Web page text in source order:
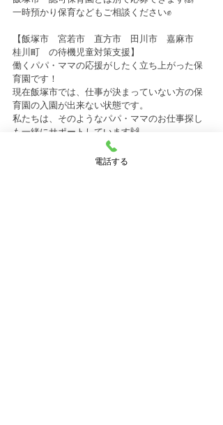
一時預かり保育などもご相談ください✊
【飯塚市　宮若市　直方市　田川市　嘉麻市
桂川町　の待機児童対策支援】
働くパパ・ママの応援がしたく立ち上がった保
育園です！
現在飯塚市では、仕事が決まっていない方の保
育園の入園が出来ない状態です。
私たちは、そのようなパパ・ママのお仕事探し
も一緒にサポートしています🙌
お話しだけでも、まずはお気軽にご相談くださ
電話する